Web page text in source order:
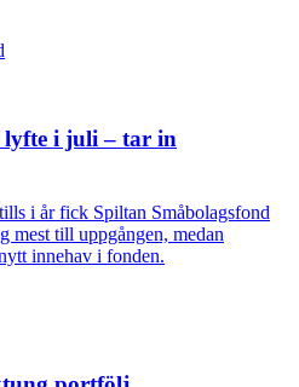
lyfte i juli – tar in
i år fick Spiltan Småbolagsfond
till uppgången, medan
innehav i fonden.